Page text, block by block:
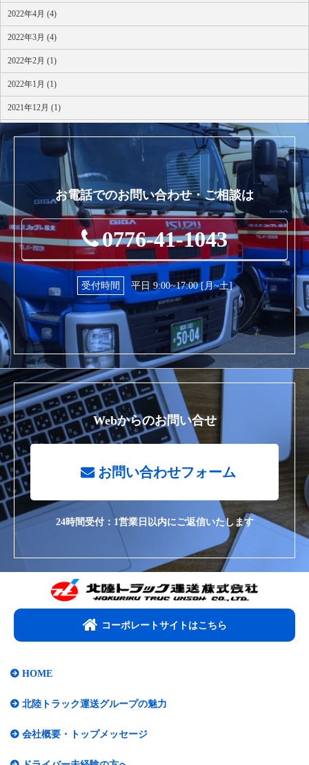
2022年4月 (4)
2022年3月 (4)
2022年2月 (1)
2022年1月 (1)
2021年12月 (1)
2021年10月 (1)
お電話でのお問い合わせ・ご相談は
0776-41-1043
受付時間 平日 9:00~17:00 [月~土]
Webからのお問い合せ
お問い合わせフォーム
24時間受付：1営業日以内にご返信いたします
コーポレートサイトはこちら​
HOME
北陸トラック運送グループの魅力
会社概要・トップメッセージ​